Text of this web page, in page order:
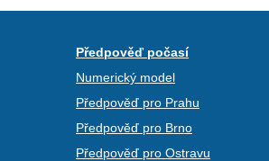
Předpověď počasí
Numerický model
Předpověď pro Prahu
Předpověď pro Brno
Předpověď pro Ostravu